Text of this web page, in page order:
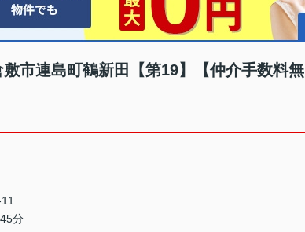
市連島町鶴新田【第19】【仲介手数料無
分